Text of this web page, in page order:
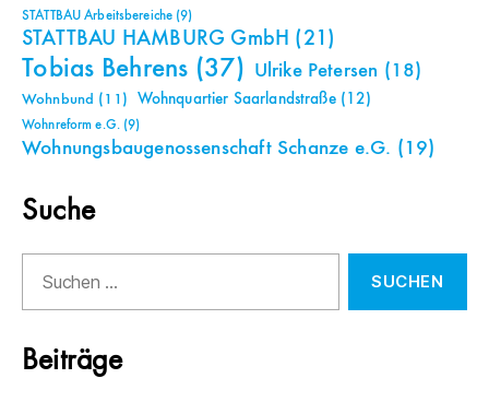
STATTBAU Arbeitsbereiche (9)
STATTBAU HAMBURG GmbH (21)
Tobias Behrens (37) Ulrike Petersen (18)
Wohnbund (11) Wohnquartier Saarlandstraße(12)
Wohnreform e.G.(9)
Wohnungsbaugenossenschaft Schanze e.G. (19)
Suche
nach:
Beiträge